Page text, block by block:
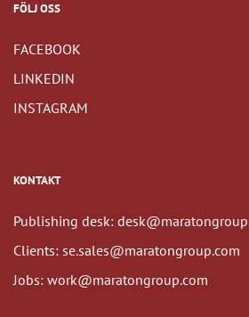
FÖLJ OSS
FACEBOOK
LINKEDIN
INSTAGRAM
KONTAKT
Publishing desk:
Clients: se.sales@maratongroup.com
Jobs: work@maratongroup.com